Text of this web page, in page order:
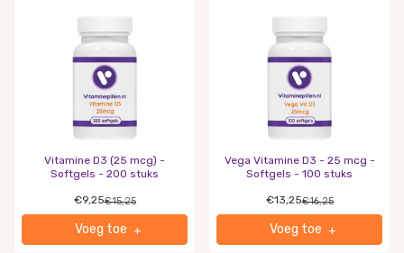
Vitamine D3 (25 mcg) -
Softgels - 200 stuks
€15,25
€9,25
+
Voeg toe
Vega Vitamine D3 - 25 mcg -
Softgels - 100 stuks
€16,25
€13,25
+
Voeg toe